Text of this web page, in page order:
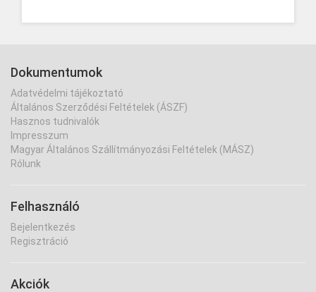
Dokumentumok
Adatvédelmi tájékoztató
Általános Szerződési Feltételek (ÁSZF)
Hasznos tudnivalók
Impresszum
Magyar Általános Szállítmányozási Feltételek (MÁSZ)
Rólunk
Felhasználó
Bejelentkezés
Regisztráció
Akciók